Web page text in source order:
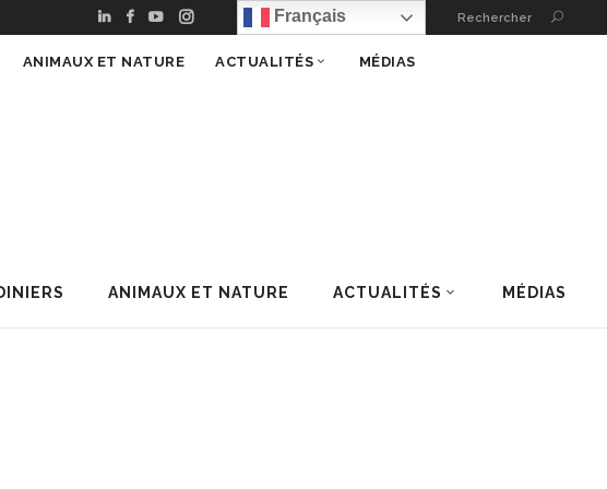
Français Rechercher
ANIMAUX ET NATURE ACTUALITÉS MÉDIAS
ANIMAUX ET NATURE ACTUALITÉS MÉDIAS